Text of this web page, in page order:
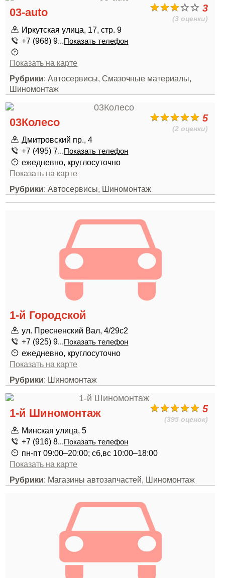
3
(3 оценки)
03-auto
Иркутская улица, 17, стр. 9
+7 (968) 9...Показать телефон
Показать на карте
Рубрики: Автосервисы, Смазочные материалы,
Шиномонтаж
5
(2 оценки)
03Колесо
Дмитровский пр., 4
+7 (495) 7...Показать телефон
ежедневно, круглосуточно
Показать на карте
Рубрики: Автосервисы, Шиномонтаж
1-й Городской
ул. Пресненский Вал, 4/29с2
+7 (925) 9...Показать телефон
ежедневно, круглосуточно
Показать на карте
Рубрики: Шиномонтаж
5
(395 оценок)
1-й Шиномонтаж
Минская улица, 5
+7 (916) 8...Показать телефон
пн-пт 09:00–20:00; сб,вс 10:00–18:00
Показать на карте
Рубрики: Магазины автозапчастей, Шиномонтаж